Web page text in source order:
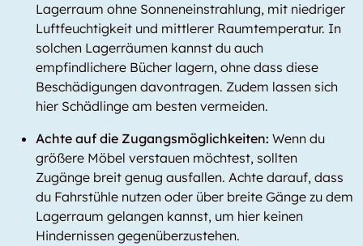
Lagerraum ohne Sonneneinstrahlung, mit niedriger
Luftfeuchtigkeit und mittlerer Raumtemperatur. In
solchen Lagerräumen kannst du auch
empfindlichere Bücher lagern, ohne dass diese
Beschädigungen davontragen. Zudem lassen sich
hier Schädlinge am besten vermeiden.
Achte auf die Zugangsmöglichkeiten: Wenn du
größere Möbel verstauen möchtest, sollten
Zugänge breit genug ausfallen. Achte darauf, dass
du Fahrstühle nutzen oder über breite Gänge zu dem
Lagerraum gelangen kannst, um hier keinen
Hindernissen gegenüberzustehen.